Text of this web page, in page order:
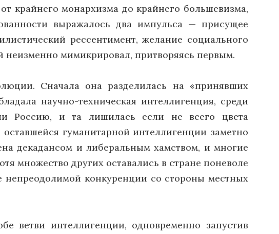
крайнего монархизма до крайнего большевизма,
выражалось два импульса — присущее
рессентимент, желание социального
мимикрировал, притворяясь первым.
Сначала она разделилась на «принявших
научно-техническая интеллигенция, среди
Россию, и та лишилась если не всего цвета
гуманитарной интеллигенции заметно
декадансом и либеральным хамством, и многие
множество других оставались в стране поневоле
непреодолимой конкуренции со стороны местных
ветви интеллигенции, одновременно запустив